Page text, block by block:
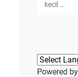
kecil …
Powered by